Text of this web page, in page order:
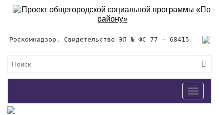
Роскомнадзор. Свидетельство ЭЛ № ФС 77 – 68415
Toggle